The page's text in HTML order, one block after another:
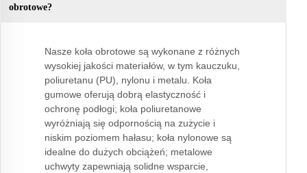
obrotowe?
Nasze koła obrotowe są wykonane z różnych
wysokiej jakości materiałów, w tym kauczuku,
poliuretanu (PU), nylonu i metalu. Koła
gumowe oferują dobrą elastyczność i
ochronę podłogi; koła poliuretanowe
wyróżniają się odpornością na zużycie i
niskim poziomem hałasu; koła nylonowe są
idealne do dużych obciążeń; metalowe
uchwyty zapewniają solidne wsparcie,